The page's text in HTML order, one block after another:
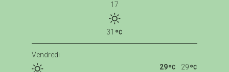
17
31
Vendredi
29
29